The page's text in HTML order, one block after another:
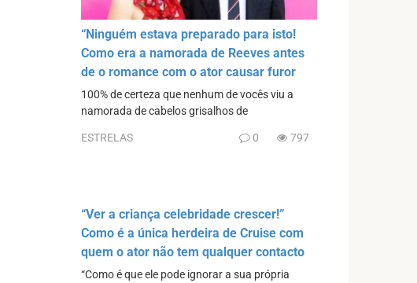
“Ninguém estava preparado para isto!
Como era a namorada de Reeves antes
de o romance com o ator causar furor
100% de certeza que nenhum de vocês viu a
namorada de cabelos grisalhos de
ESTRELAS 0 797
“Ver a criança celebridade crescer!”
Como é a única herdeira de Cruise com
quem o ator não tem qualquer contacto
“Como é que ele pode ignorar a sua própria